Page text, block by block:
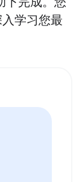
学习您最